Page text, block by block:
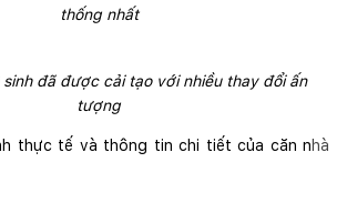
thống nhất
đã được cải tạo với nhiều thay đổi ấn
tượng
thực tế và thông tin chi tiết của căn nhà